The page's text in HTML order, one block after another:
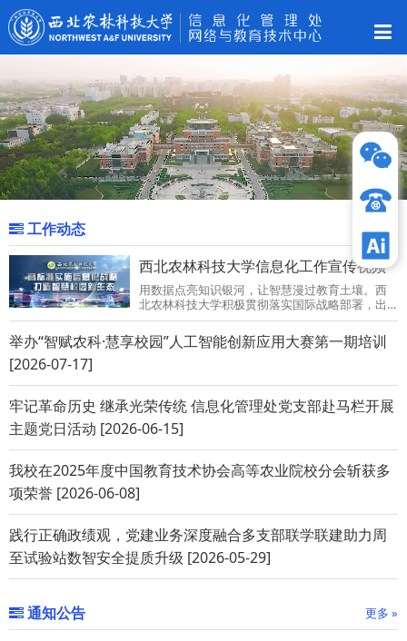
工作动态 更多 »
西北农林科技大学信息化工作宣传视频
用数据点亮知识银河，让智慧漫过教育土壤。西
北农林科技大学积极贯彻落实国际战略部署，出
台《西北农林科技大学关于实施信息化战略加快
创建世界一流农...
举办“智赋农科·慧享校园”人工智能创新应用大赛第一期培训
[2026-07-17]
牢记革命历史 继承光荣传统 信息化管理处党支部赴马栏开展
主题党日活动 [2026-06-15]
我校在2025年度中国教育技术协会高等农业院校分会斩获多
项荣誉 [2026-06-08]
践行正确政绩观，党建业务深度融合多支部联学联建助力周
至试验站数智安全提质升级 [2026-05-29]
通知公告 更多 »